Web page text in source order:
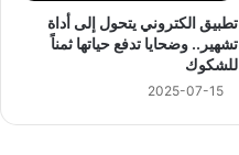
تطبيق الكتروني يتحول إلى أداة
تشهير.. وضحايا تدفع حياتها ثمناً
للشكوك
2025-07-15